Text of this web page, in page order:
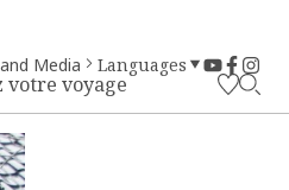
votre voyage
Media Languages